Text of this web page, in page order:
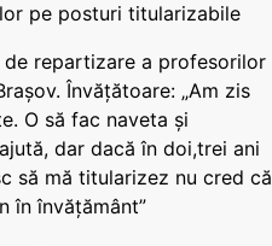
pe posturi titularizabile
de repartizare a profesorilor
Învățătoare: „Am zis
O să fac naveta și
dar dacă în doi,trei ani
să mă titularizez nu cred că
în învățământ”